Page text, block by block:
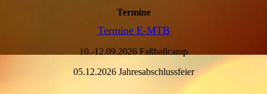
Termine
Termine E-MTB
10.-12.09.2026 Faßballcamp
05.12.2026 Jahresabschlussfeier